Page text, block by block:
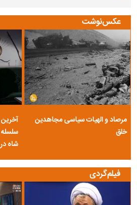
عکس‌نوشت
مرصاد و الهیات سیاسی مجاهدین
خلق
شاه
فیلم‌گردی